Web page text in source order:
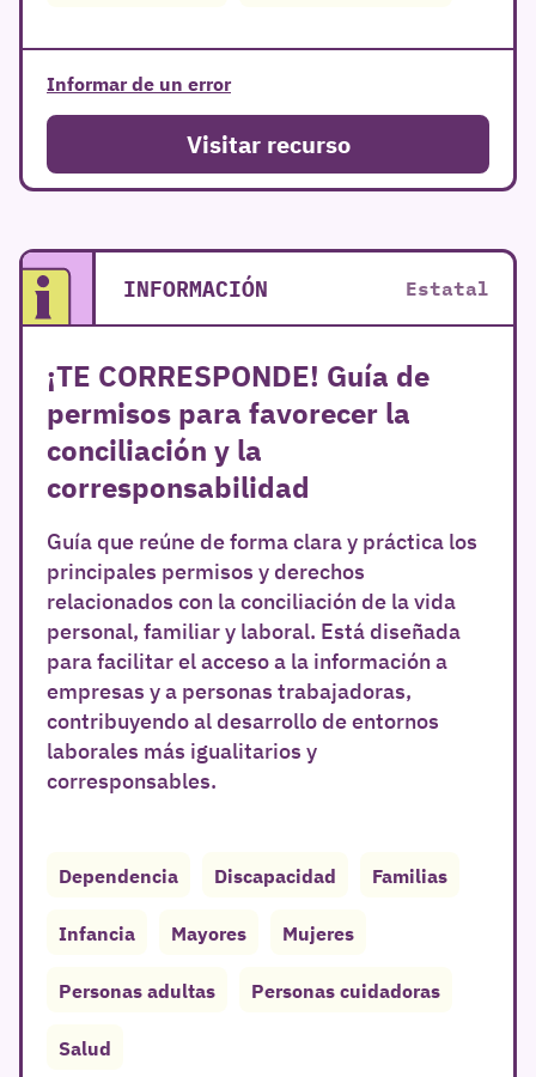
Informar de un error
Visitar recurso
INFORMACIÓN Estatal
¡TE CORRESPONDE! Guía de
permisos para favorecer la
conciliación y la
corresponsabilidad
Guía que reúne de forma clara y práctica los
principales permisos y derechos
relacionados con la conciliación de la vida
personal, familiar y laboral. Está diseñada
para facilitar el acceso a la información a
empresas y a personas trabajadoras,
contribuyendo al desarrollo de entornos
laborales más igualitarios y
corresponsables.
Dependencia Discapacidad Familias
Infancia Mayores Mujeres
Personas adultas Personas cuidadoras
Salud